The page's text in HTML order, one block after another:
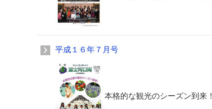
平成１６年７月号
本格的な観光のシーズン到来！